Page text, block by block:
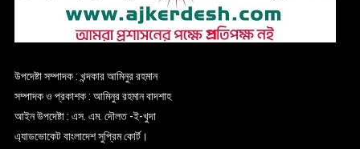
উপদেষ্টা সম্পাদক : খন্দকার আমিনুর রহমান
সম্পাদক ও প্রকাশক : আমিনুর রহমান বাদশাহ
আইন উপদেষ্টা : এস. এম. দৌলত -ই-খুদা
এ্যাডভোকেট বাংলাদেশ সুপ্রিম কোর্ট।